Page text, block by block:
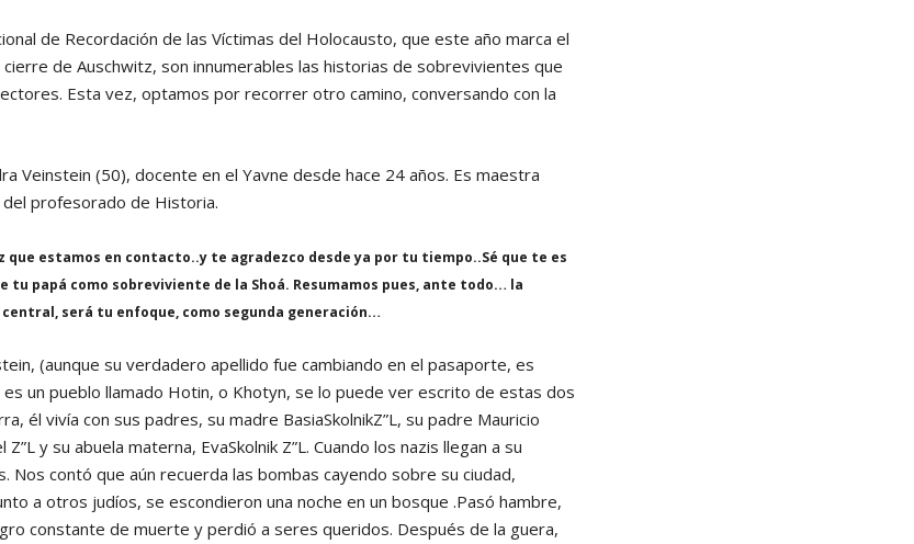
de Recordación de las Víctimas del Holocausto, que este año marca el
de Auschwitz, son innumerables las historias de sobrevivientes que
Esta vez, optamos por recorrer otro camino, conversando con la
Veinstein (50), docente en el Yavne desde hace 24 años. Es maestra
profesorado de Historia.
que estamos en contacto..y te agradezco desde ya por tu tiempo..Sé que te es
papá como sobreviviente de la Shoá. Resumamos pues, ante todo… la
será tu enfoque, como segunda generación…
(aunque su verdadero apellido fue cambiando en el pasaporte, es
es un pueblo llamado Hotin, o Khotyn, se lo puede ver escrito de estas dos
él vivía con sus padres, su madre BasiaSkolnikZ”L, su padre Mauricio
Z”L y su abuela materna, EvaSkolnik Z”L. Cuando los nazis llegan a su
Nos contó que aún recuerda las bombas cayendo sobre su ciudad,
a otros judíos, se escondieron una noche en un bosque .Pasó hambre,
constante de muerte y perdió a seres queridos. Después de la guera,